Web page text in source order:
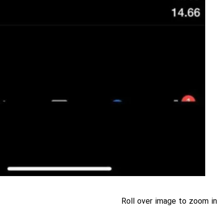
Roll over image to zoom in